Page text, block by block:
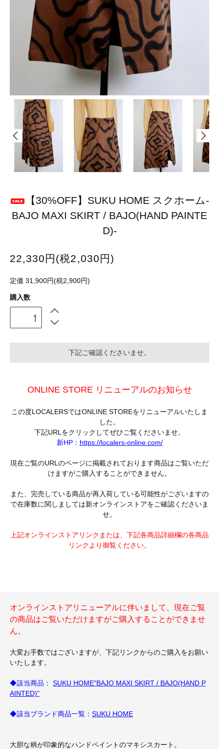
【30%OFF】SUKU HOME スクホーム-
BAJO MAXI SKIRT / BAJO(HAND PAINTE
D)-
22,330円(税2,030円)
定価 31,900円(税2,900円)
購入数
下記ご確認くださいませ。
ONLINE STORE リニューアルのお知らせ
この度LOCALERSではONLINE STOREをリニューアルいたしま
した。
下記URLをクリックしてぜひご覧くださいませ。
新HP： https://localers-online.com/
現在ご覧のURLのページに掲載されております商品はご覧いただ
けますがご購入することができません。
また、完売している商品が再入荷している可能性がございますの
で在庫数に関しましては新オンラインストアをご確認くださいま
せ。
上記オンラインストアリンクまたは、下記各商品詳細欄の各商品
リンクより御覧ください。
オンラインストアリニューアルに伴いまして、現在ご覧
の商品はご覧いただけますがご購入することができませ
ん。
大変お手数ではございますが、下記リンクからのご購入をお願い
いたします。
◆該当商品： SUKU HOME"BAJO MAXI SKIRT / BAJO(HAND P
AINTED)”
◆該当ブランド商品一覧： SUKU HOME
大胆な柄が印象的なハンドペイントのマキシスカート。